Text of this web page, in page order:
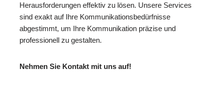
Herausforderungen effektiv zu lösen. Unsere Services
sind exakt auf Ihre Kommunikationsbedürfnisse
abgestimmt, um Ihre Kommunikation präzise und
professionell zu gestalten.
Nehmen Sie Kontakt mit uns auf!